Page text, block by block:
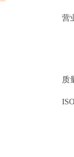
营
质